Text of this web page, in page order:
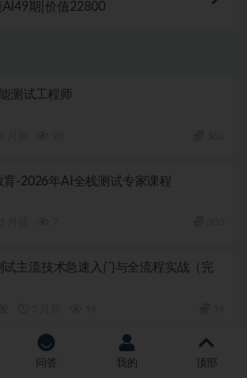
期|价值22800
测试工程师
育-2026年AI全栈测试专家课程
试主流技术急速入门与全流程实战（完
量电商架构 Linux 高可用高并发实战运维
（完结）
问答 我的 顶部